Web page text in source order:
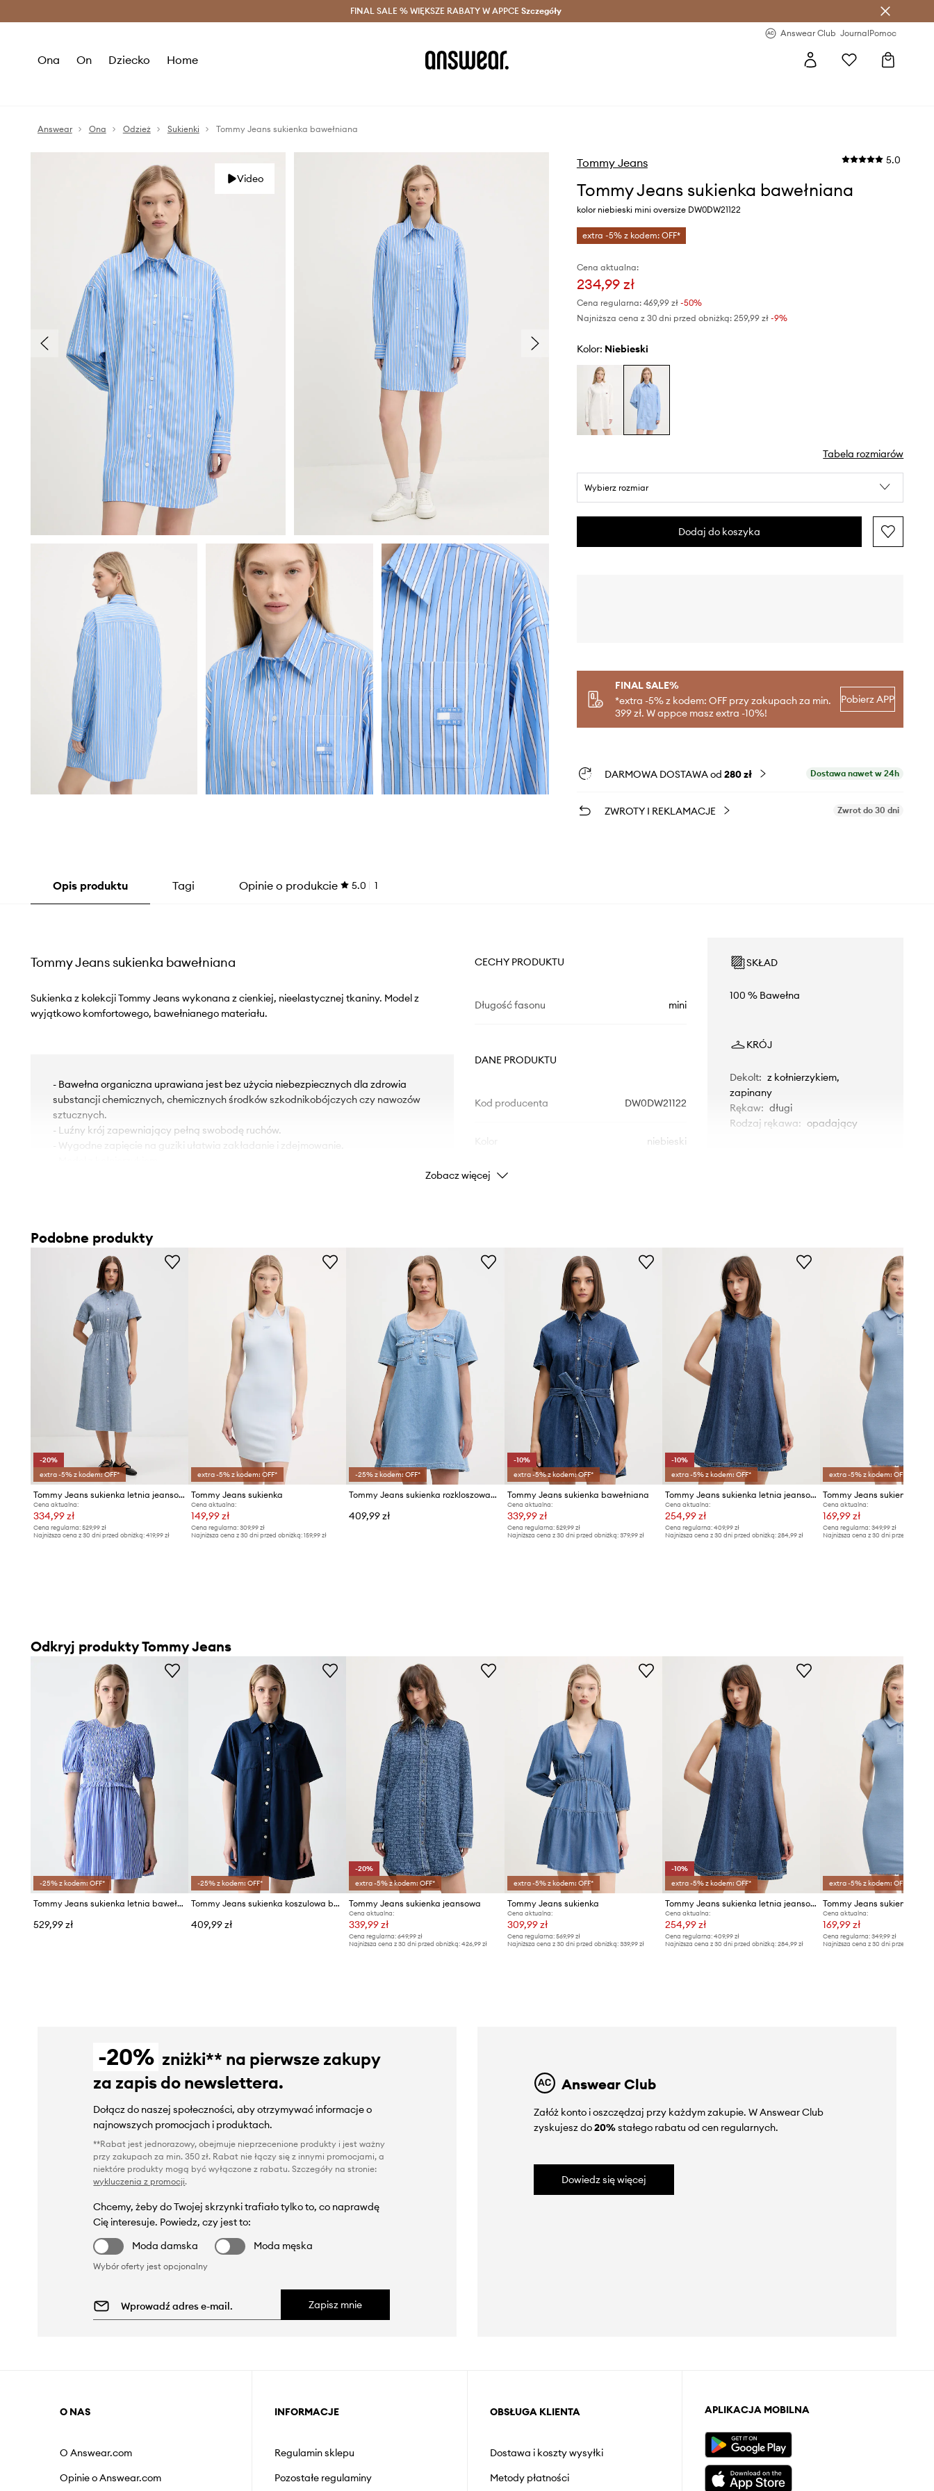
Oszczędzaj z Answear Club > Dostawa nawet w 24h >
FINAL SALE % WIĘKSZE RABATY W APPCE Szczegóły
Answear Club JournalPomoc
Ona On Dziecko Home
Answear Ona Odzież Sukienki Tommy Jeans sukienka bawełniana
Video
Tommy Jeans 5.0
Tommy Jeans sukienka bawełniana
kolor niebieski mini oversize DW0DW21122
extra -5% z kodem: OFF*
Cena aktualna:
234,99 zł
Cena regularna: 469,99 zł-50%
Najniższa cena z 30 dni przed obniżką: 259,99 zł -9%
Kolor: niebieski
Tabela rozmiarów
Wybierz rozmiar
Dodaj do koszyka
FINAL SALE%
*extra -5% z kodem: OFF przy zakupach za min.
399 zł. W appce masz extra -10%!
Pobierz APP
DARMOWA DOSTAWA od 280 zł Dostawa nawet w 24h
ZWROTY I REKLAMACJE Zwrot do 30 dni
Opis produktu Tagi Opinie o produkcie 5.0 1
Tommy Jeans sukienka bawełniana
Sukienka z kolekcji Tommy Jeans wykonana z cienkiej, nieelastycznej tkaniny. Model z
wyjątkowo komfortowego, bawełnianego materiału.
- Bawełna organiczna uprawiana jest bez użycia niebezpiecznych dla zdrowia
substancji chemicznych, chemicznych środków szkodnikobójczych czy nawozów
sztucznych.
- Luźny krój zapewniający pełną swobodę ruchów.
- Wygodne zapięcie na guziki ułatwia zakładanie i zdejmowanie.
- Model bez podszewki.
- Długość: 88 cm.
- Szerokość pod pachami: 66,5 cm.
- Wymiary podane dla rozmiaru: S.
CECHY PRODUKTU
Długość fasonu mini
DANE PRODUKTU
Kod producenta DW0DW21122
niebieski
Marka
ID Produktu
SKŁAD
100 % Bawełna
KRÓJ
Dekolt: z kołnierzykiem,
zapinany
Rękaw: długi
Rodzaj rękawa: opadający
Zalecamy wybór rozmiaru
mniejszego, niż nosisz zazwyczaj.
Tabela rozmiarów
Zobacz więcej
Podobne produkty
-20%
extra -5% z kodem: OFF*
Tommy Jeans sukienka letnia jeansowa
Cena aktualna:
334,99 zł
Cena regularna: 529,99 zł
Najniższa cena z 30 dni przed obniżką: 419,99 zł
extra -5% z kodem: OFF*
Tommy Jeans sukienka
Cena aktualna:
149,99 zł
Cena regularna:309,99 zł
Najniższa cena z 30 dni przed obniżką:159,99 zł
-25% z kodem: OFF*
Tommy Jeans sukienka rozkloszowana jeansowa
409,99 zł
-10%
extra -5% z kodem: OFF*
Tommy Jeans sukienka bawełniana
Cena aktualna:
339,99 zł
Cena regularna: 529,99 zł
Najniższa cena z 30 dni przed obniżką: 379,99 zł
-10%
extra -5% z kodem: OFF*
Tommy Jeans sukienka letnia jeansowa
Cena aktualna:
254,99 zł
Cena regularna:409,99 zł
Najniższa cena z 30 dni przed obniżką:284,99 zł
extra -5% z kodem: OFF*
Tommy Jeans sukienka
Cena aktualna:
169,99 zł
Cena regularna: 349,99 zł
Najniższa cena z 30 dni przed obniżką:
Odkryj produkty Tommy Jeans
-25% z kodem: OFF*
Tommy Jeans sukienka letnia bawełniana
529,99 zł
-25% z kodem: OFF*
Tommy Jeans sukienka koszulowa bawełniana
409,99 zł
-20%
extra -5% z kodem: OFF*
Tommy Jeans sukienka jeansowa
Cena aktualna:
339,99 zł
Cena regularna: 649,99 zł
Najniższa cena z 30 dni przed obniżką: 426,99 zł
extra -5% z kodem: OFF*
Tommy Jeans sukienka
Cena aktualna:
309,99 zł
Cena regularna: 569,99 zł
Najniższa cena z 30 dni przed obniżką: 339,99 zł
-10%
extra -5% z kodem: OFF*
Tommy Jeans sukienka letnia jeansowa
Cena aktualna:
254,99 zł
Cena regularna:409,99 zł
Najniższa cena z 30 dni przed obniżką:284,99 zł
extra -5% z kodem: OFF*
Tommy Jeans sukienka
Cena aktualna:
169,99 zł
Cena regularna: 349,99 zł
Najniższa cena z 30 dni przed obniżką:
-20% zniżki** na pierwsze zakupy
za zapis do newslettera.
Dołącz do naszej społeczności, aby otrzymywać informacje o
najnowszych promocjach i produktach.
**Rabat jest jednorazowy, obejmuje nieprzecenione produkty i jest ważny
przy zakupach za min. 350 zł. Rabat nie łączy się z innymi promocjami, a
niektóre produkty mogą być wyłączone z rabatu. Szczegóły na stronie:
wykluczenia z promocji.
Chcemy, żeby do Twojej skrzynki trafiało tylko to, co naprawdę
Cię interesuje. Powiedz, czy jest to:
Moda damska
Moda męska
Wybór oferty jest opcjonalny
Zapisz mnie
Answear Club
Załóż konto i oszczędzaj przy każdym zakupie. W Answear Club
zyskujesz do20%stałego rabatu od cen regularnych.
Dowiedz się więcej
O NAS
O Answear.com
Opinie o Answear.com
INFORMACJE
Regulamin sklepu
Pozostałe regulaminy
OBSŁUGA KLIENTA
Dostawa i koszty wysyłki
Metody płatności
APLIKACJA MOBILNA